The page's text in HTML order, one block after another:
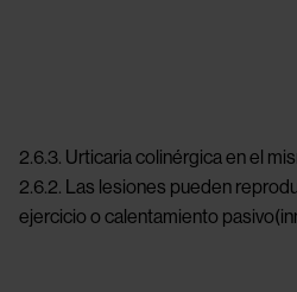
2.6.3. Urticaria colinérgica en el
2.6.2. Las lesiones pueden
ejercicio o calentamiento